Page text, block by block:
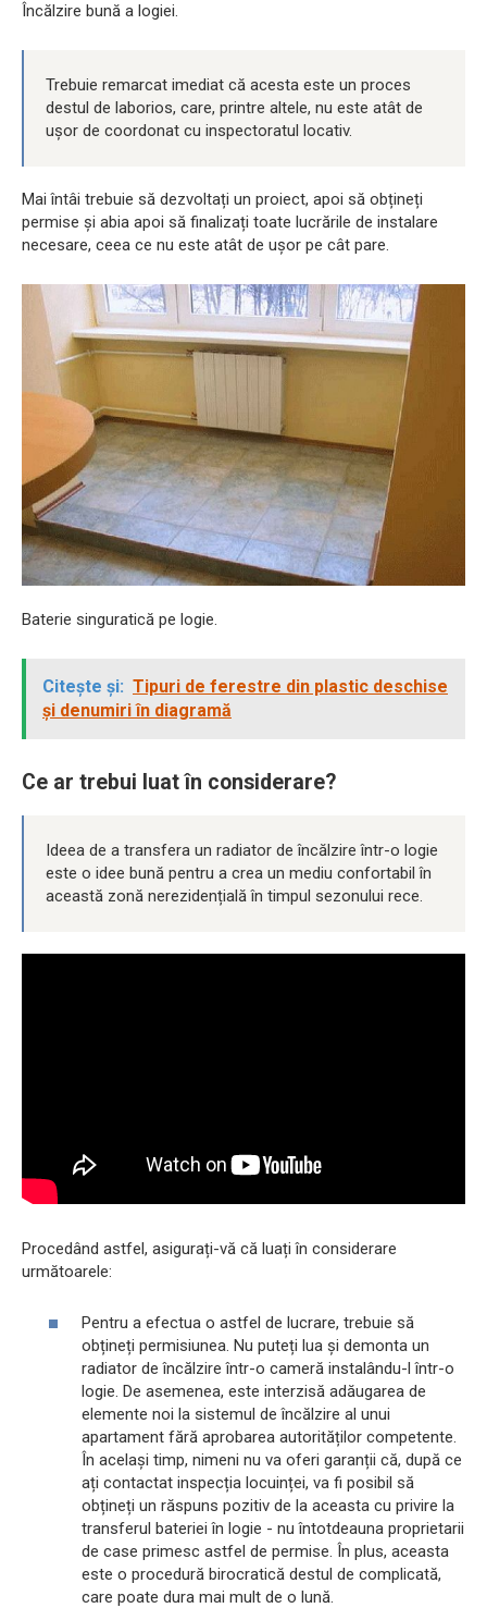
Încălzire bună a logiei.
Trebuie remarcat imediat că acesta este un proces
destul de laborios, care, printre altele, nu este atât de
ușor de coordonat cu inspectoratul locativ.
Mai întâi trebuie să dezvoltați un proiect, apoi să obțineți
permise și abia apoi să finalizați toate lucrările de instalare
necesare, ceea ce nu este atât de ușor pe cât pare.
Baterie singuratică pe logie.
Citește și: Tipuri de ferestre din plastic deschise
și denumiri în diagramă
Ce ar trebui luat în considerare?
Ideea de a transfera un radiator de încălzire într-o logie
este o idee bună pentru a crea un mediu confortabil în
această zonă nerezidențială în timpul sezonului rece.
Procedând astfel, asigurați-vă că luați în considerare
următoarele:
Pentru a efectua o astfel de lucrare, trebuie să
obțineți permisiunea. Nu puteți lua și demonta un
radiator de încălzire într-o cameră instalându-l într-o
logie. De asemenea, este interzisă adăugarea de
elemente noi la sistemul de încălzire al unui
apartament fără aprobarea autorităților competente.
În același timp, nimeni nu va oferi garanții că, după ce
ați contactat inspecția locuinței, va fi posibil să
obțineți un răspuns pozitiv de la aceasta cu privire la
transferul bateriei în logie - nu întotdeauna proprietarii
de case primesc astfel de permise. În plus, aceasta
este o procedură birocratică destul de complicată,
care poate dura mai mult de o lună.